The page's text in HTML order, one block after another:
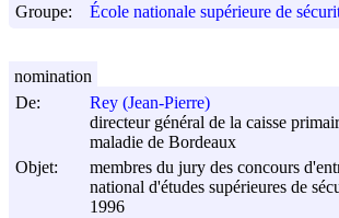
Groupe:
École nationale supérieure de
De:
Rey (Jean-Pierre)
directeur général de la caisse
maladie de Bordeaux
Objet:
membres du jury des concours
national d'études supérieures de
1996
nomination